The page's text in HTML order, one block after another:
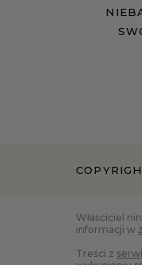
Właściciel
informacji w
Treści z